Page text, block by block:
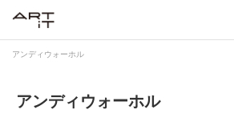
アンディウォーホル
アンディウォーホル